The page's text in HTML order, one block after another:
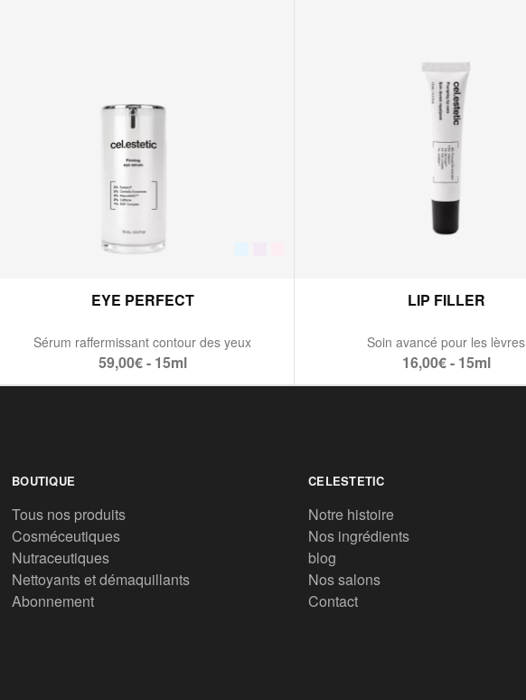
EYE PERFECT
Sérum raffermissant contour des yeux
59,00€ - 15ml
LIP FILLER
Soin avancé pour les lèvres
16,00€ - 15ml
BOUTIQUE
Tous nos produits
Cosméceutiques
Nutraceutiques
Nettoyants et démaquillants
Abonnement
CELESTETIC
Notre histoire
Nos ingrédients
blog
Nos salons
Contact